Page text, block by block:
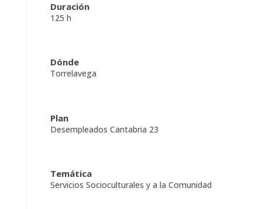
Duración
125 h
Dónde
Torrelavega
Plan
Desempleados Cantabria 23
Temática
Servicios Socioculturales y a la Comunidad